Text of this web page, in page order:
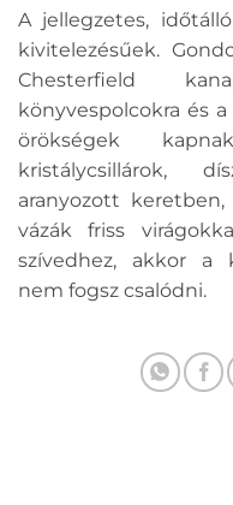
A jellegzetes,
kivitelezésűek.
Chesterfield
könyvespolcokra és
örökségek
kristálycsillárok,
aranyozott
vázák friss
szívedhez, akkor a
nem fogsz csalódni.